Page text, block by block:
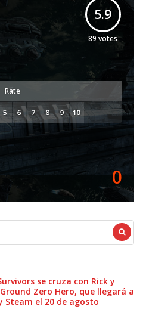
5.9
89 votes
Rate
0
se cruza con Rick y
Zero Hero, que llegará a
Steam el 20 de agosto